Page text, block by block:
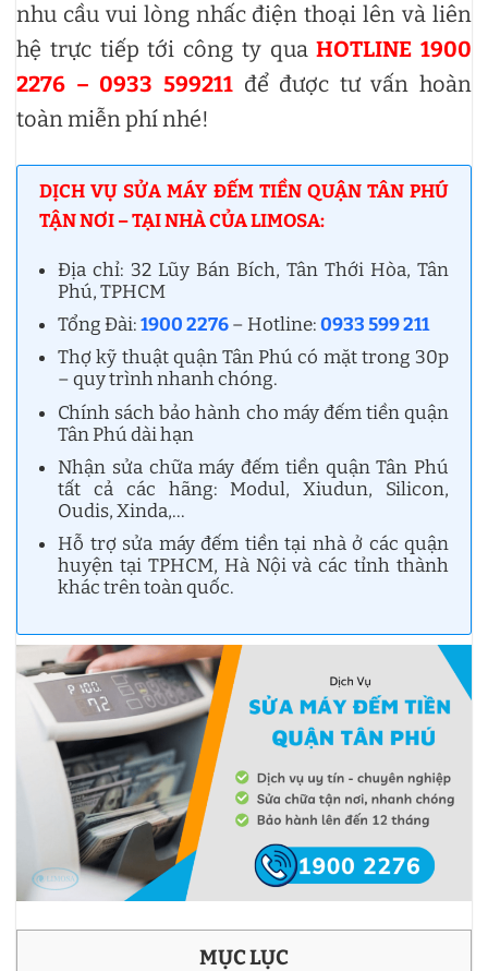
nhu cầu vui lòng nhấc điện thoại lên và liên
hệ trực tiếp tới công ty quaHOTLINE 1900
2276 – 0933 599211để được tư vấn hoàn
toàn miễn phí nhé!
DỊCH VỤ SỬA MÁY ĐẾM TIỀN QUẬN TÂN PHÚ
TẬN NƠI – TẠI NHÀ CỦA LIMOSA:
Địa chỉ: 32 Lũy Bán Bích, Tân Thới Hòa, Tân
Phú, TPHCM
Tổng Đài:1900 2276– Hotline:0933 599 211
Thợ kỹ thuật quận Tân Phú có mặt trong 30p
– quy trình nhanh chóng.
Chính sách bảo hành cho máy đếm tiền quận
Tân Phú dài hạn
Nhận sửa chữa máy đếm tiền quận Tân Phú
tất cả các hãng: Modul, Xiudun, Silicon,
Oudis, Xinda,…
Hỗ trợ sửa máy đếm tiền tại nhà ở các quận
huyện tại TPHCM, Hà Nội và các tỉnh thành
khác trên toàn quốc.
MỤC LỤC